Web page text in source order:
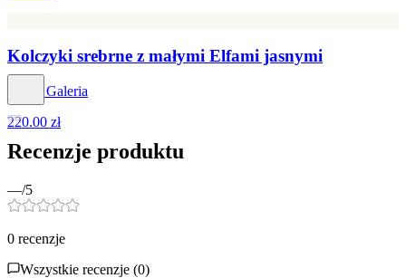
Kolczyki srebrne z małymi Elfami jasnymi
Venus Galeria
220.00 zł
Recenzje produktu
—/5
0 recenzje
Wszystkie recenzje (0)